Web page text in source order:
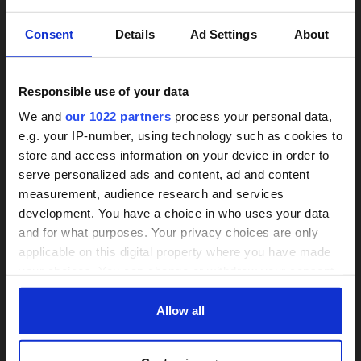
Consent Details Ad Settings About
Responsible use of your data
We and our 1022 partners process your personal data,
e.g. your IP-number, using technology such as cookies to
store and access information on your device in order to
serve personalized ads and content, ad and content
measurement, audience research and services
development. You have a choice in who uses your data
and for what purposes. Your privacy choices are only
applicable on this digital property where you have made
any time from the Cookie Declaration or by clicking on
Allow all
Treppenlifte unverbindlich
vergleichen
Wir informieren zu Arten und Preisen
Mit einer Anfrage bis zu 3 Angebote
Bis zu 30 % sparen und 4.000 €
24h-Betreuungskraft
gesucht?
Über 800 Anbieter